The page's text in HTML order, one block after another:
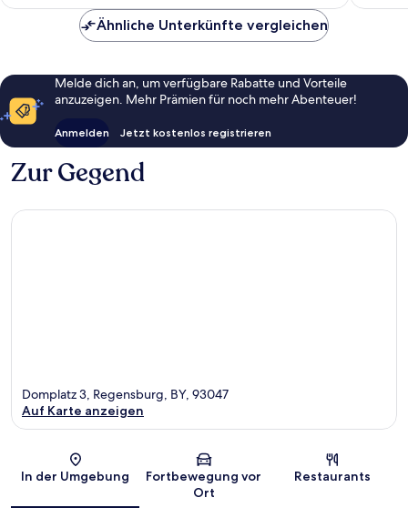
Ähnliche Unterkünfte vergleichen
Melde dich an, um verfügbare Rabatte und Vorteile
anzuzeigen. Mehr Prämien für noch mehr Abenteuer!
Anmelden Jetzt kostenlos registrieren
Zur Gegend
Karte
Domplatz 3, Regensburg, BY, 93047
Auf Karte anzeigen
In der Umgebung
Fortbewegung vor
Ort
Restaurants